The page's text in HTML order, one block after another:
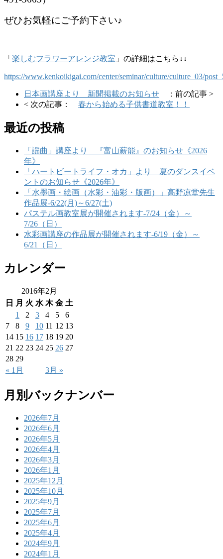
ぜひお気軽にご予約下さい♪
「 楽しむフラワーアレンジ教室 」の詳細はこちら↓↓
https://www.kenkoikigai.com/center/seminar/culture/culture_03/
日本画講座より 新聞掲載のお知らせ ：前の記事 >
< 次の記事： 春から始める子供書道教室！！
最近の投稿
「謡曲」講座より 『富山薪能』のお知らせ《2026
年》
「ハートビートライフ・オカ」より 夏のダンスイベ
ントのお知らせ《2026年》
「水墨画・絵画（水彩・油彩・版画）」高野凉堂先生
作品展-6/22(月)～6/27(土)
パステル画教室展が開催されます-7/24（金）～
7/26（日）
水彩画講座の作品展が開催されます-6/19（金）～
6/21（日）
カレンダー
2016年2月
日
月 火 水 木 金 土
« 1月 3月 »
1 2 3 4 5
6
7
8 9 10 11 12 13
14 15 16 17 18 19 20
21 22 23 24 25 26 27
28 29
月別バックナンバー
2026年7月
2026年6月
2026年5月
2026年4月
2026年3月
2026年1月
2025年12月
2025年10月
2025年9月
2025年7月
2025年6月
2025年4月
2024年9月
2024年1月